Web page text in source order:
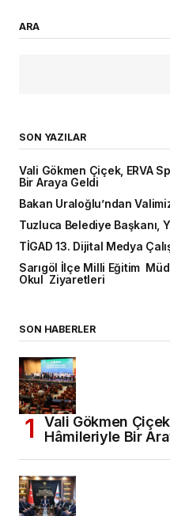
ARA
SON YAZILAR
Vali Gökmen Çiçek, ERVA Spor Kulüplerinin Hâmileriyle
Bir Araya Geldi
Bakan Uraloğlu’ndan
Tuzluca Belediye Başkanı,
TİGAD 13. Dijital Medya
Sarıgöl İlçe Milli Eğitim
Okul Ziyaretleri
SON HABERLER
Vali Gökmen Çiçek, ERVA Spor Kulüplerinin
Hâmileriyle Bir